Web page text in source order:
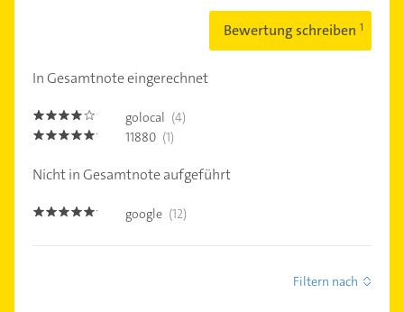
Bewertung schreiben
In Gesamtnote eingerechnet
4.0 golocal (4)
5.0 11880 (1)
Nicht in Gesamtnote aufgeführt
5.0 google (12)
Filtern nach